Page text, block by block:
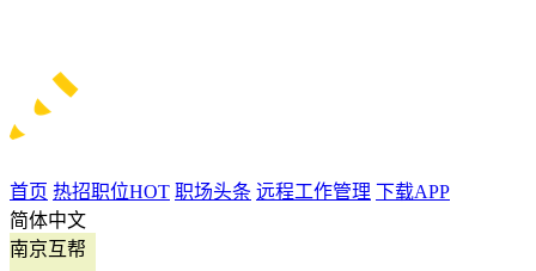
首页 热招职位HOT 职场头条 远程工作管理 下载APP
简体中文
南京互帮